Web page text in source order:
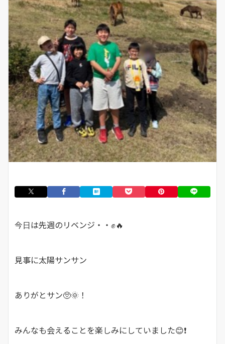
今日は先週のリベンジ・・✊🔥
見事に太陽サンサン
ありがとサン🥺🌞！
みんなも会えることを楽しみにしていました😊❗